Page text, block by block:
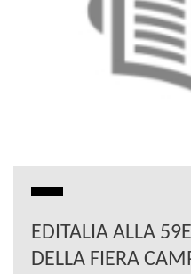
EDITALIA ALLA
DELLA FIERA